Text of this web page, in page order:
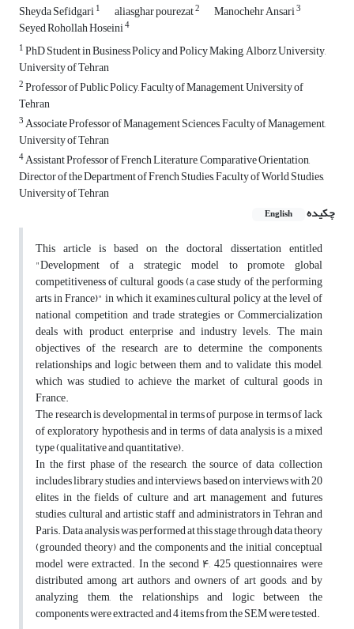
Sheyda Sefidgari1 aliasghar pourezat2 Manochehr Ansari3
Seyed Rohollah Hoseini4
1PhD Student in Business Policy and Policy Making, Alborz University,
University of Tehran
2Professor of Public Policy, Faculty of Management, University of
Tehran
3Associate Professor of Management Sciences, Faculty of Management,
University of Tehran
4Assistant Professor of French Literature, Comparative Orientation,
Director of the Department of French Studies, Faculty of World Studies,
University of Tehran
چکیده
English
This article is based on the doctoral dissertation entitled
"Development of a strategic model to promote global
competitiveness of cultural goods (a case study of the performing
arts in France)" in which it examines cultural policy at the level of
national competition and trade strategies or Commercialization
deals with product, enterprise and industry levels. The main
objectives of the research are to determine the components,
relationships and logic between them and to validate this model,
which was studied to achieve the market of cultural goods in
France.
The research is developmental in terms of purpose, in terms of lack
of exploratory hypothesis and in terms of data analysis is a mixed
type (qualitative and quantitative).
In the first phase of the research, the source of data collection
includes library studies and interviews, based on interviews with 20
elites in the fields of culture and art, management and futures
studies, cultural and artistic staff and administrators in Tehran and
Paris. Data analysis was performed at this stage through data theory
(grounded theory) and the components and the initial conceptual
model were extracted. In the second ۴, 425 questionnaires were
distributed among art authors and owners of art goods, and by
analyzing them, the relationships and logic between the
components were extracted, and 4 items from the SEM were tested.